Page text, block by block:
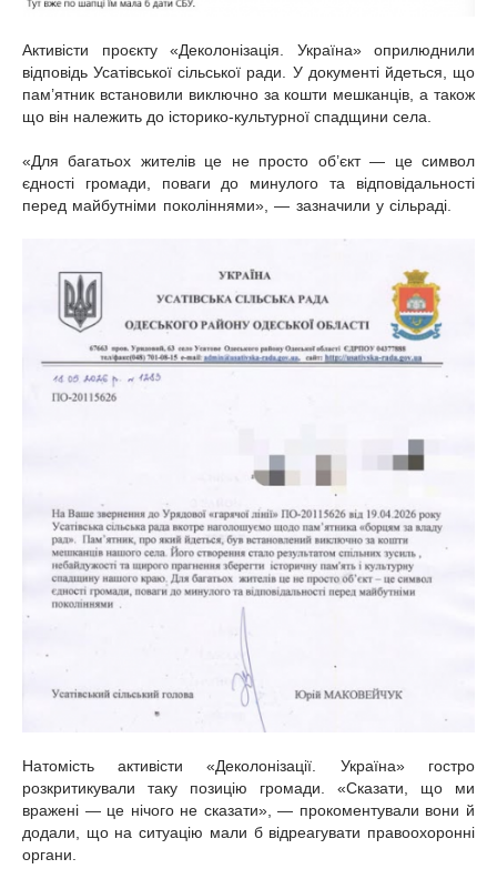
Активісти проєкту «Деколонізація. Україна» оприлюднили
відповідь Усатівської сільської ради. У документі йдеться, що
пам’ятник встановили виключно за кошти мешканців, а також
що він належить до історико‑культурної спадщини села.
«Для багатьох жителів це не просто об’єкт — це символ
єдності громади, поваги до минулого та відповідальності
перед майбутніми поколіннями», — зазначили у сільраді.
Натомість активісти «Деколонізації. Україна» гостро
розкритикували таку позицію громади. «Сказати, що ми
вражені — це нічого не сказати», — прокоментували вони й
додали, що на ситуацію мали б відреагувати правоохоронні
органи.